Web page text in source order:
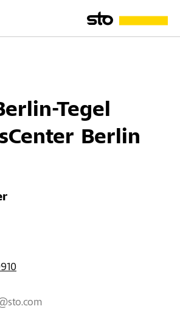
Tegel
Berlin